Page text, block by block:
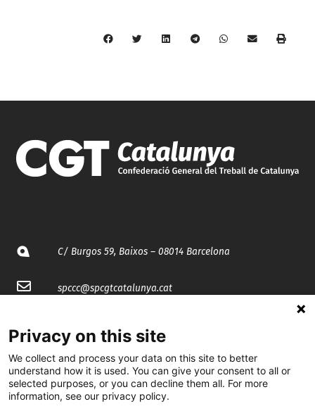
C/ Burgos 59, Baixos – 08014 Barcelona
spccc@spcgtcatalunya.cat
@CGTCatalunya
cgtcatalunya
Privacy on this site
We collect and process your data on this site to better
understand how it is used. You can give your consent to all or
selected purposes, or you can decline them all. For more
information, see our privacy policy.